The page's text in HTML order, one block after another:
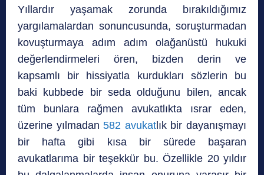
Yıllardır yaşamak zorunda bırakıldığımız
yargılamalardan sonuncusunda, soruşturmadan
kovuşturmaya adım adım olağanüstü hukuki
değerlendirmeleri ören, bizden derin ve
kapsamlı bir hissiyatla kurdukları sözlerin bu
baki kubbede bir seda olduğunu bilen, ancak
tüm bunlara rağmen avukatlıkta ısrar eden,
üzerine yılmadan582 avukatlık bir dayanışmayı
bir hafta gibi kısa bir sürede başaran
avukatlarıma bir teşekkür bu. Özellikle 20 yıldır